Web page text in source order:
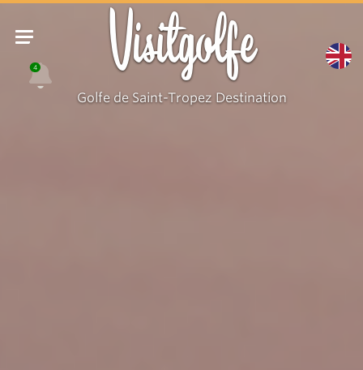
4 Visitgolfe
Golfe de Saint-Tropez Destination